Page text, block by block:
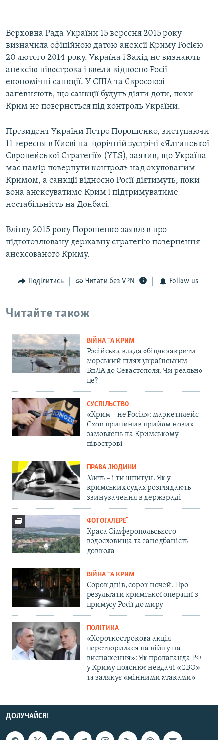
Верховна Рада України 15 вересня 2015 року
визначила офіційною датою анексії Криму Росією
20 лютого 2014 року. Україна і Захід не визнають
анексію півострова і ввели відносно Росії
економічні санкції. У США та Євросоюзі
запевняють, що санкції будуть діяти доти, поки
Крим не повернеться під контроль України.
Президент України Петро Порошенко, виступаючи
11 вересня в Києві на щорічній зустрічі «Ялтинської
Європейської Стратегії» (YES), заявив, що Україна
має намір повернути контроль над окупованим
Кримом, а санкції відносно Росії діятимуть, поки
вона анексуватиме Крим і підтримуватиме
нестабільність на Донбасі.
Влітку 2015 року Порошенко заявляв про
підготовлювану державну стратегію повернення
анексованого Криму.
Поділитись Читати без VPN Follow us
Читайте також
ВІЙНА ТА КРИМ
Російська влада обіцяє закрити
морський шлях українським
БпЛА до Севастополя. Чи реально
це?
СУСПІЛЬСТВО
«Крим – не Росія»: маркетплейс
Ozon припинив прийом нових
замовлень на Кримському
півострові
ПРАВА ЛЮДИНИ
Мить – і ти шпигун. Як у
кримських судах розглядають
звинувачення в держзраді
ФОТОГАЛЕРЕЇ
Краса Сімферопольського
водосховища та занедбаність
довкола
ВІЙНА ТА КРИМ
Сорок днів, сорок ночей. Про
результати кримської операції з
примусу Росії до миру
ПОЛІТИКА
«Короткострокова акція
перетворилася на війну на
виснаження»: Як пропаганда РФ
у Криму пояснює невдачі «СВО»
та залякує «мінними атаками»
ДОЛУЧАЙСЯ!